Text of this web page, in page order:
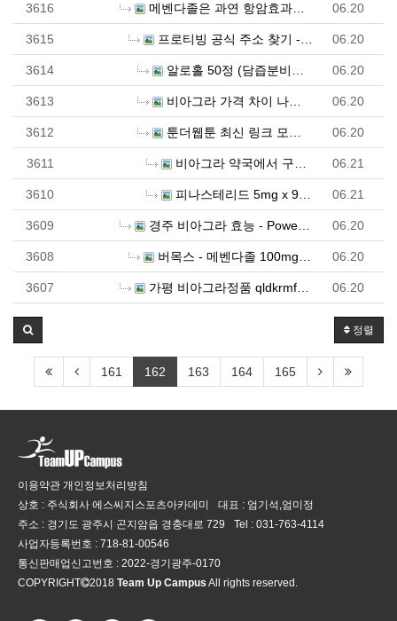
3616 메벤다졸은 과연 항암효과가 있는가? - 러시아 직구 우… 06.20
3615 프로티빙 공식 주소 찾기 - 프로티빙 먹튀 - 프로티빙… 06.20
3614 알로홀 50정 (담즙분비촉진제) 구매대행 - 러시아 … 06.20
3613 비아그라 가격 차이 나는 이유 완벽 정리 06.20
3612 툰더웹툰 최신 링크 모음 - 툰더웹툰 최신 대체 - 툰… 06.20
3611 비아그라 약국에서 구입가능한가요? 06.21
3610 피나스테리드 5mg x 90정 (탈모방지제) 구매대행 … 06.21
3609 경주 비아그라 효능 - Power man 06.20
3608 버목스 - 메벤다졸 100mg x 6정 (유럽산 C형 … 06.20
3607 가평 비아그라정품 qldkrmfkwjdvna 06.20
정렬
161 162 163 164 165
이용약관 개인정보처리방침
상호 : 주식회사 에스씨지스포츠아카데미
대표 : 엄기석,엄미정
주소 : 경기도 광주시 곤지암읍 경충대로 729
Tel : 031-763-4114
사업자등록번호 : 718-81-00546
통신판매업신고번호 : 2022-경기광주-0170
COPYRIGHT
2018 Team Up Campus All rights reserved.